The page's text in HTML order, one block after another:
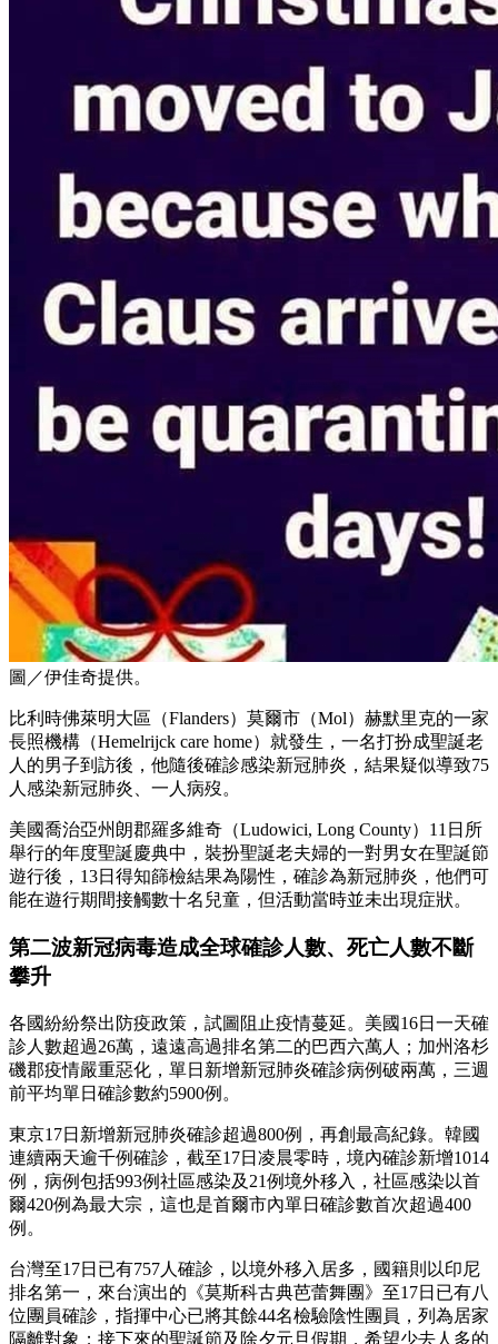
圖／伊佳奇提供。
比利時佛萊明大區（Flanders）莫爾市（Mol）赫默里克的一家
長照機構（Hemelrijck care home）就發生，一名打扮成聖誕老
人的男子到訪後，他隨後確診感染新冠肺炎，結果疑似導致75
人感染新冠肺炎、一人病歿。
美國喬治亞州朗郡羅多維奇（Ludowici, Long County）11日所
舉行的年度聖誕慶典中，裝扮聖誕老夫婦的一對男女在聖誕節
遊行後，13日得知篩檢結果為陽性，確診為新冠肺炎，他們可
能在遊行期間接觸數十名兒童，但活動當時並未出現症狀。
第二波新冠病毒造成全球確診人數、死亡人數不斷
攀升
各國紛紛祭出防疫政策，試圖阻止疫情蔓延。美國16日一天確
診人數超過26萬，遠遠高過排名第二的巴西六萬人；加州洛杉
磯郡疫情嚴重惡化，單日新增新冠肺炎確診病例破兩萬，三週
前平均單日確診數約5900例。
東京17日新增新冠肺炎確診超過800例，再創最高紀錄。韓國
連續兩天逾千例確診，截至17日凌晨零時，境內確診新增1014
例，病例包括993例社區感染及21例境外移入，社區感染以首
爾420例為最大宗，這也是首爾市內單日確診數首次超過400
例。
台灣至17日已有757人確診，以境外移入居多，國籍則以印尼
排名第一，來台演出的《莫斯科古典芭蕾舞團》至17日已有八
位團員確診，指揮中心已將其餘44名檢驗陰性團員，列為居家
隔離對象；接下來的聖誕節及除夕元旦假期，希望少去人多的